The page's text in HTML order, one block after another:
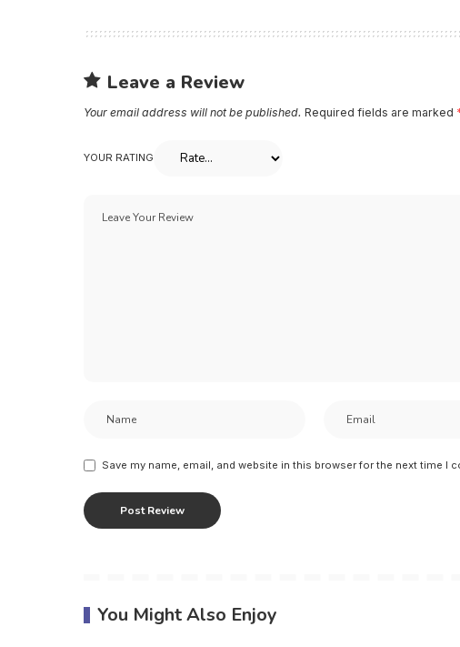
Leave a Review
Your email address will not be published. Required fields are marked
YOUR RATING
Save my name, email, and website in this browser for the next time I
You Might Also Enjoy